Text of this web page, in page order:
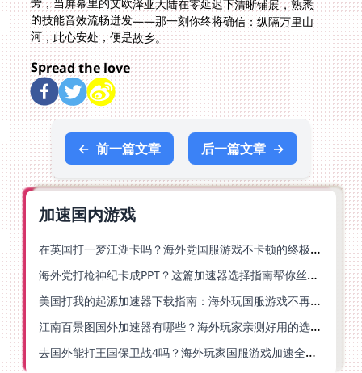
河，此心安处，便是故乡。
Spread the love
← 前一篇文章 后一篇文章 →
加速国内游戏
在英国打一梦江湖卡吗？海外党国服游戏不卡顿的终极解法
海外党打枪神纪卡成PPT？这篇加速器选择指南帮你丝滑上分
美国打我的起源加速器下载指南：海外玩国服游戏不再卡的终极方案
江南百景图国外加速器有哪些？海外玩家亲测好用的选择与避坑指南
去国外能打王国保卫战4吗？海外玩家国服游戏加速全攻略（附公主连结幻想江湖实测）